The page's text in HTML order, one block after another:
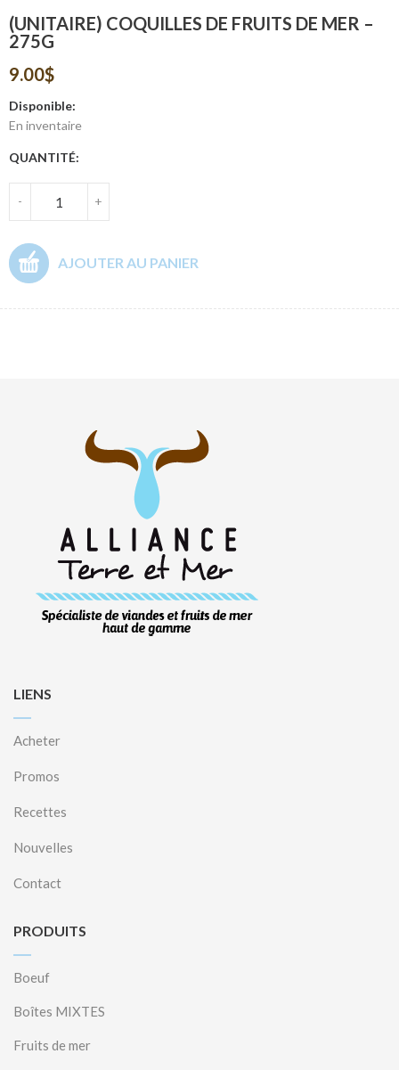
(UNITAIRE) COQUILLES DE FRUITS DE MER –
275G
9.00$
Disponible:
En inventaire
QUANTITÉ:
- +
AJOUTER AU PANIER
LIENS
Acheter
Promos
Recettes
Nouvelles
Contact
PRODUITS
Boeuf
Boîtes MIXTES
Fruits de mer